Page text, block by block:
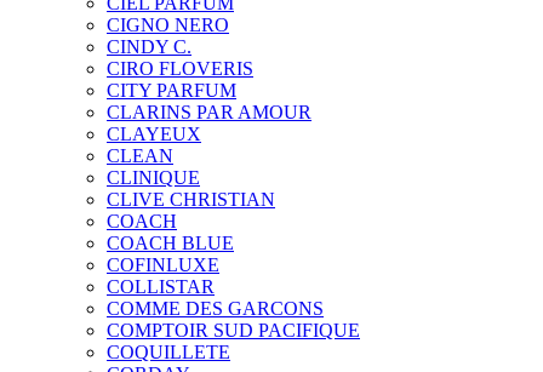
CIGNO NERO
CINDY C.
CIRO FLOVERIS
CITY PARFUM
CLARINS PAR AMOUR
CLAYEUX
CLEAN
CLINIQUE
CLIVE CHRISTIAN
COACH
COACH BLUE
COFINLUXE
COLLISTAR
COMME DES GARCONS
COMPTOIR SUD PACIFIQUE
COQUILLETE